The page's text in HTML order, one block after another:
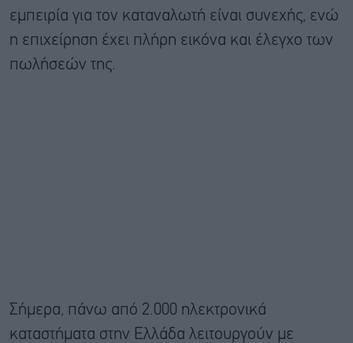
εμπειρία για τον καταναλωτή είναι συνεχής, ενώ
η επιχείρηση έχει πλήρη εικόνα και έλεγχο των
πωλήσεών της.
Σήμερα, πάνω από 2.000 ηλεκτρονικά
καταστήματα στην Ελλάδα λειτουργούν με